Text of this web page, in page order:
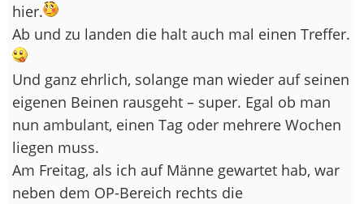
hier.
Ab und zu landen die halt auch mal einen Treffer.
Und ganz ehrlich, solange man wieder auf seinen
eigenen Beinen rausgeht – super. Egal ob man
nun ambulant, einen Tag oder mehrere Wochen
liegen muss.
Am Freitag, als ich auf Männe gewartet hab, war
neben dem OP-Bereich rechts die